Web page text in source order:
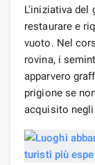
L'iniziativa del
restaurare e
vuoto. Nel
rovina, i
apparvero
prigione se
acquisito